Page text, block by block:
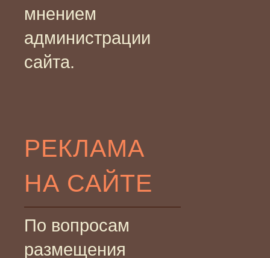
мнением
администрации
сайта.
РЕКЛАМА
НА САЙТЕ
По вопросам
размещения